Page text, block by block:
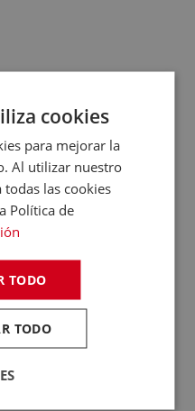
cookies
para mejorar la
Al utilizar nuestro
las cookies
Política de
TODO
TODO